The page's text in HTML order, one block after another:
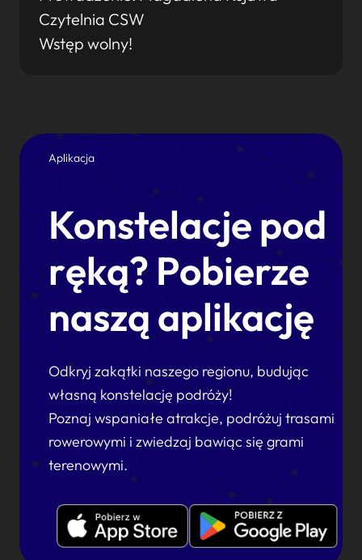
Czytelnia CSW
Wstęp wolny!
Aplikacja
Konstelacje pod
ręką? Pobierze
naszą aplikację
Odkryj zakątki naszego regionu, budując
własną konstelację podróży!
Poznaj wspaniałe atrakcje, podróżuj trasami
rowerowymi i zwiedzaj bawiąc się grami
terenowymi.